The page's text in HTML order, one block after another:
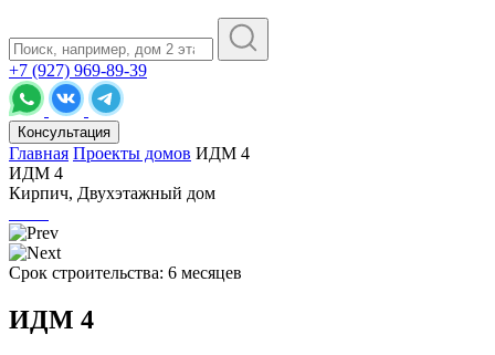
+7 (927) 969-89-39
Консультация
Главная Проекты домов ИДМ 4
ИДМ 4
Кирпич, Двухэтажный дом
Срок строительства: 6 месяцев
ИДМ 4